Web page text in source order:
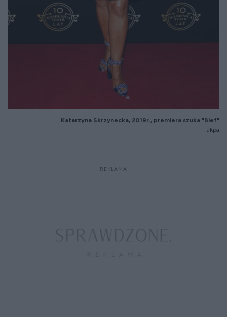
Katarzyna Skrzynecka, 2019r., premiera szuka "Blef"
akpa